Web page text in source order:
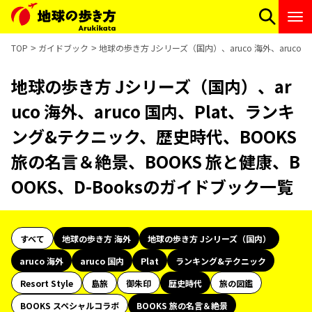
TOP ガイドブック 地球の歩き方 Jシリーズ（国内）、aruco 海外、aruco
地球の歩き方 Jシリーズ（国内）、ar
uco 海外、aruco 国内、Plat、ランキ
ング&テクニック、歴史時代、BOOKS
旅の名言＆絶景、BOOKS 旅と健康、B
OOKS、D-Booksのガイドブック一覧
すべて 地球の歩き方 海外
地球の歩き方 Jシリーズ（国内）
aruco 海外
aruco 国内 Plat
ランキング&テクニック
Resort Style
島旅 御朱印 歴史時代
旅の図鑑
BOOKS スペシャルコラボ
BOOKS 旅の名言＆絶景